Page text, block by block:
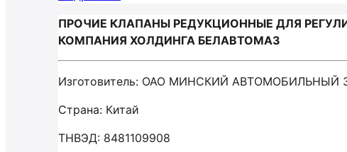
ПРОЧИЕ КЛАПАНЫ РЕДУКЦИОННЫЕ ДЛЯ
КОМПАНИЯ ХОЛДИНГА БЕЛАВТОМАЗ
Изготовитель: ОАО МИНСКИЙ
Страна: Китай
ТНВЭД: 8481109908